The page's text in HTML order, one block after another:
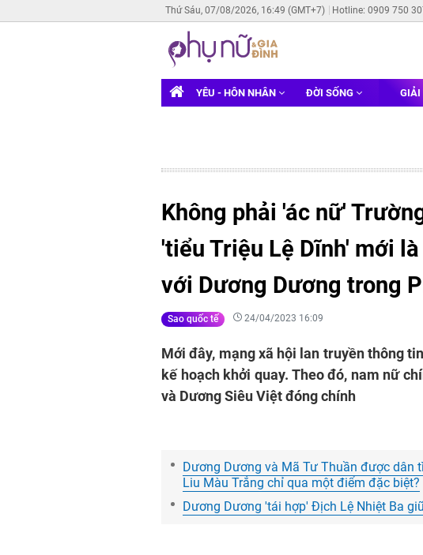
Thứ Sáu, 07/08/2026, 16:49 (GMT+7) Hotline: 0909 750
YÊU - HÔN NHÂN ĐỜI SỐNG GIẢI
Không phải 'ác nữ'
'tiểu Triệu Lệ Dĩnh' mới
với Dương Dương trong
Sao quốc tế 24/04/2023 16:09
Mới đây, mạng xã hội lan truyền thông
kế hoạch khởi quay. Theo đó, nam nữ
và Dương Siêu Việt đóng chính
Dương Dương và Mã Tư Thuần được dân
Liu Màu Trắng chỉ qua một điểm đặc biệt?
Dương Dương 'tái hợp' Địch Lệ Nhiệt Ba